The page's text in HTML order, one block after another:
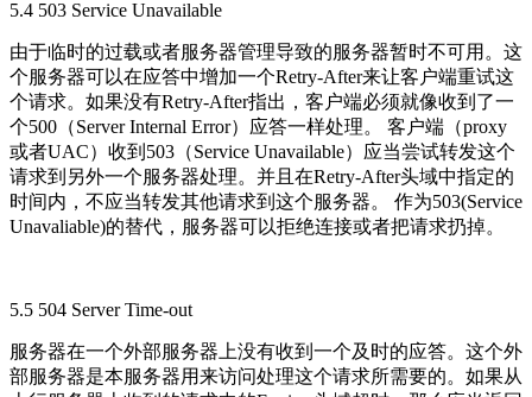
5.4 503 Service Unavailable
由于临时的过载或者服务器管理导致的服务器暂时不可用。这
个服务器可以在应答中增加一个Retry-After来让客户端重试这
个请求。如果没有Retry-After指出，客户端必须就像收到了一
个500（Server Internal Error）应答一样处理。 客户端（proxy
或者UAC）收到503（Service Unavailable）应当尝试转发这个
请求到另外一个服务器处理。并且在Retry-After头域中指定的
时间内，不应当转发其他请求到这个服务器。 作为503(Service
Unavaliable)的替代，服务器可以拒绝连接或者把请求扔掉。
5.5 504 Server Time-out
服务器在一个外部服务器上没有收到一个及时的应答。这个外
部服务器是本服务器用来访问处理这个请求所需要的。如果从